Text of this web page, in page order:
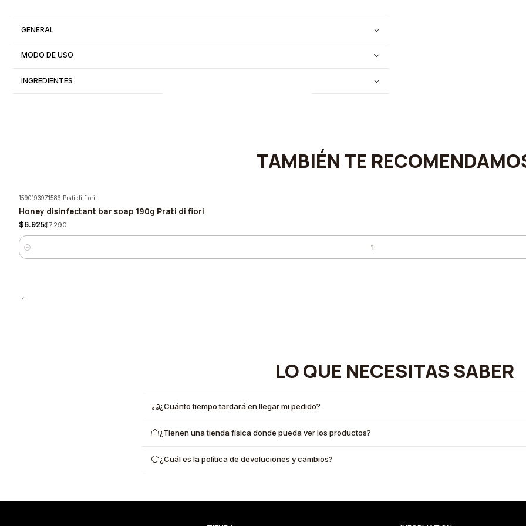
GENERAL
MODO DE USO
INGREDIENTES
TAMBIÉN TE
-5%
1590193971586 Prati di fiori
Honey disinfectant bar soap 190g Prati di fiori
$6.925$7.290
Quantity
LO QUE NECESITAS SABER
¿Cuánto tiempo tardará en llegar mi pedido?
¿Tienen una tienda física donde pueda ver los productos?
¿Cuál es la política de devoluciones y cambios?